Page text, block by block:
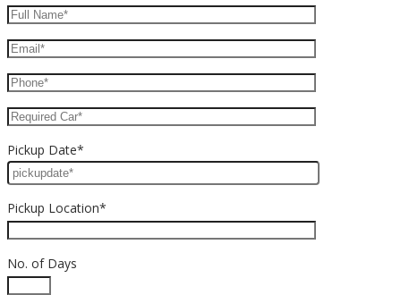
Pickup Date*
Pickup Location*
No. of Days